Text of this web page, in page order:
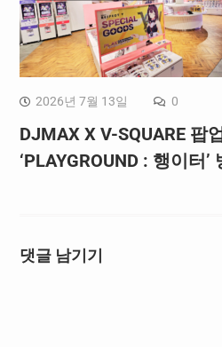
2026년 7월 13일 0
DJMAX X V-SQUARE 팝
‘PLAYGROUND : 행이터’
댓글 남기기